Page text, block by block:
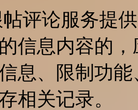
评论服务提
信息内容的
息、限制功
相关记录。